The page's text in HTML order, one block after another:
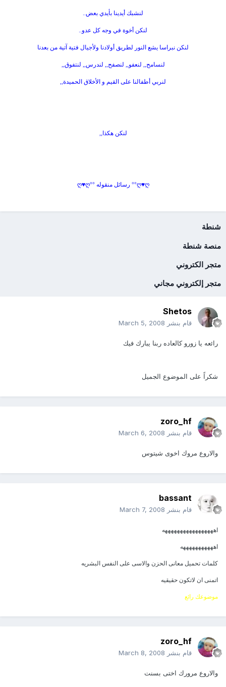
لنشبك أيدينا بأيدي بعض..
لنكن أخوة في وجه كل عدو..
لنكن نبراسا يشع النور لطريق أولادنا ولأجيال فتية آتية من بعدنا
لنسامح,, لنعفو,, لنصفح,, لندرس,, لنتفوق,,
لنربي أطفالنا على القيم و الأخلاق الحميدة,,
لنكن هكذا,,
ღ♥ღ°° رسائل منقوله °°ღ♥ღ
شنطة
منصة شنطة
متجر الكتروني
متجر إلكتروني مجاني
Shetos
قام بنشر March 5, 2008
رائعه يا زورو كالعاده ربنا يبارك فيك
شكراً على الموضوع الجميل
zoro_hf
قام بنشر March 6, 2008
والاروع مروك اخوى شيتوس
bassant
قام بنشر March 7, 2008
اهههههههههههههههههه
اهههههههههههه
كلمات تحميل معانى الحزن والاسى على النفس البشريه
اتمنى ان لاتكون حقيقيه
موضوعك رائع
zoro_hf
قام بنشر March 8, 2008
والاروع مرورك اختى بسنت